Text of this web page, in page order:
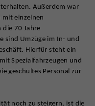
Außerdem war
mit einzelnen
70 Jahre
sind Umzüge im In- und
Hierfür steht ein
Spezialfahrzeugen und
geschultes Personal zur
noch zu steigern, ist die